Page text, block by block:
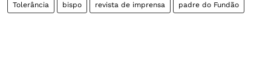
Tolerância bispo revista de imprensa padre do Fundão